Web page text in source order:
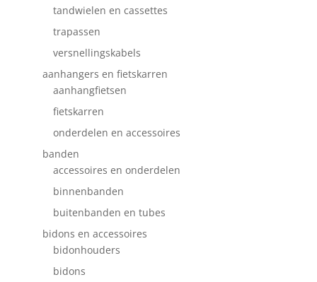
tandwielen en cassettes
trapassen
versnellingskabels
aanhangers en fietskarren
aanhangfietsen
fietskarren
onderdelen en accessoires
banden
accessoires en onderdelen
binnenbanden
buitenbanden en tubes
bidons en accessoires
bidonhouders
bidons